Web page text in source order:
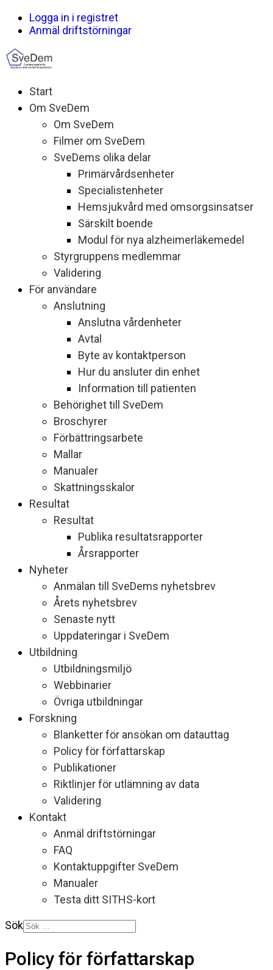
Logga in i registret
Anmäl driftstörningar
Start
Om SveDem
Om SveDem
Filmer om SveDem
SveDems olika delar
Primärvårdsenheter
Specialistenheter
Hemsjukvård med omsorgsinsatser
Särskilt boende
Modul för nya alzheimerläkemedel
Styrgruppens medlemmar
Validering
För användare
Anslutning
Anslutna vårdenheter
Avtal
Byte av kontaktperson
Hur du ansluter din enhet
Information till patienten
Behörighet till SveDem
Broschyrer
Förbättringsarbete
Mallar
Manualer
Skattningsskalor
Resultat
Resultat
Publika resultatsrapporter
Årsrapporter
Nyheter
Anmälan till SveDems nyhetsbrev
Årets nyhetsbrev
Senaste nytt
Uppdateringar i SveDem
Utbildning
Utbildningsmiljö
Webbinarier
Övriga utbildningar
Forskning
Blanketter för ansökan om datauttag
Policy för författarskap
Publikationer
Riktlinjer för utlämning av data
Validering
Kontakt
Anmäl driftstörningar
FAQ
Kontaktuppgifter SveDem
Manualer
Testa ditt SITHS-kort
Sök
Policy för författarskap